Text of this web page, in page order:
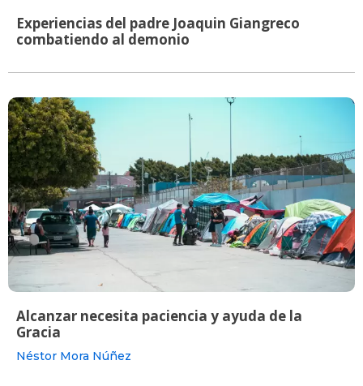
Experiencias del padre Joaquin Giangreco
combatiendo al demonio
Alcanzar necesita paciencia y ayuda de la
Gracia
Néstor Mora Núñez